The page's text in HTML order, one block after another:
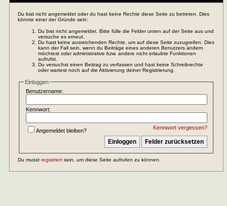
Du bist nicht angemeldet oder du hast keine Rechte diese Seite zu betreten. Dies
könnte einer der Gründe sein:
Du bist nicht angemeldet. Bitte fülle die Felder unten auf der Seite aus und
versuche es erneut.
Du hast keine ausreichenden Rechte, um auf diese Seite zuzugreifen. Dies
kann der Fall sein, wenn du Beiträge eines anderen Benutzers ändern
möchtest oder administrative bzw. andere nicht erlaubte Funktionen
aufrufst.
Du versuchst einen Beitrag zu verfassen und hast keine Schreibrechte
oder wartest noch auf die Aktivierung deiner Registrierung.
Einloggen
Benutzername:
Kennwort:
Kennwort vergessen?
Angemeldet bleiben?
Du musst registriert sein, um diese Seite aufrufen zu können.